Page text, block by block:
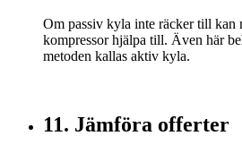
Om passiv kyla inte räcker till kan
kompressor hjälpa till. Även här
metoden kallas aktiv kyla.
11. Jämföra offerter